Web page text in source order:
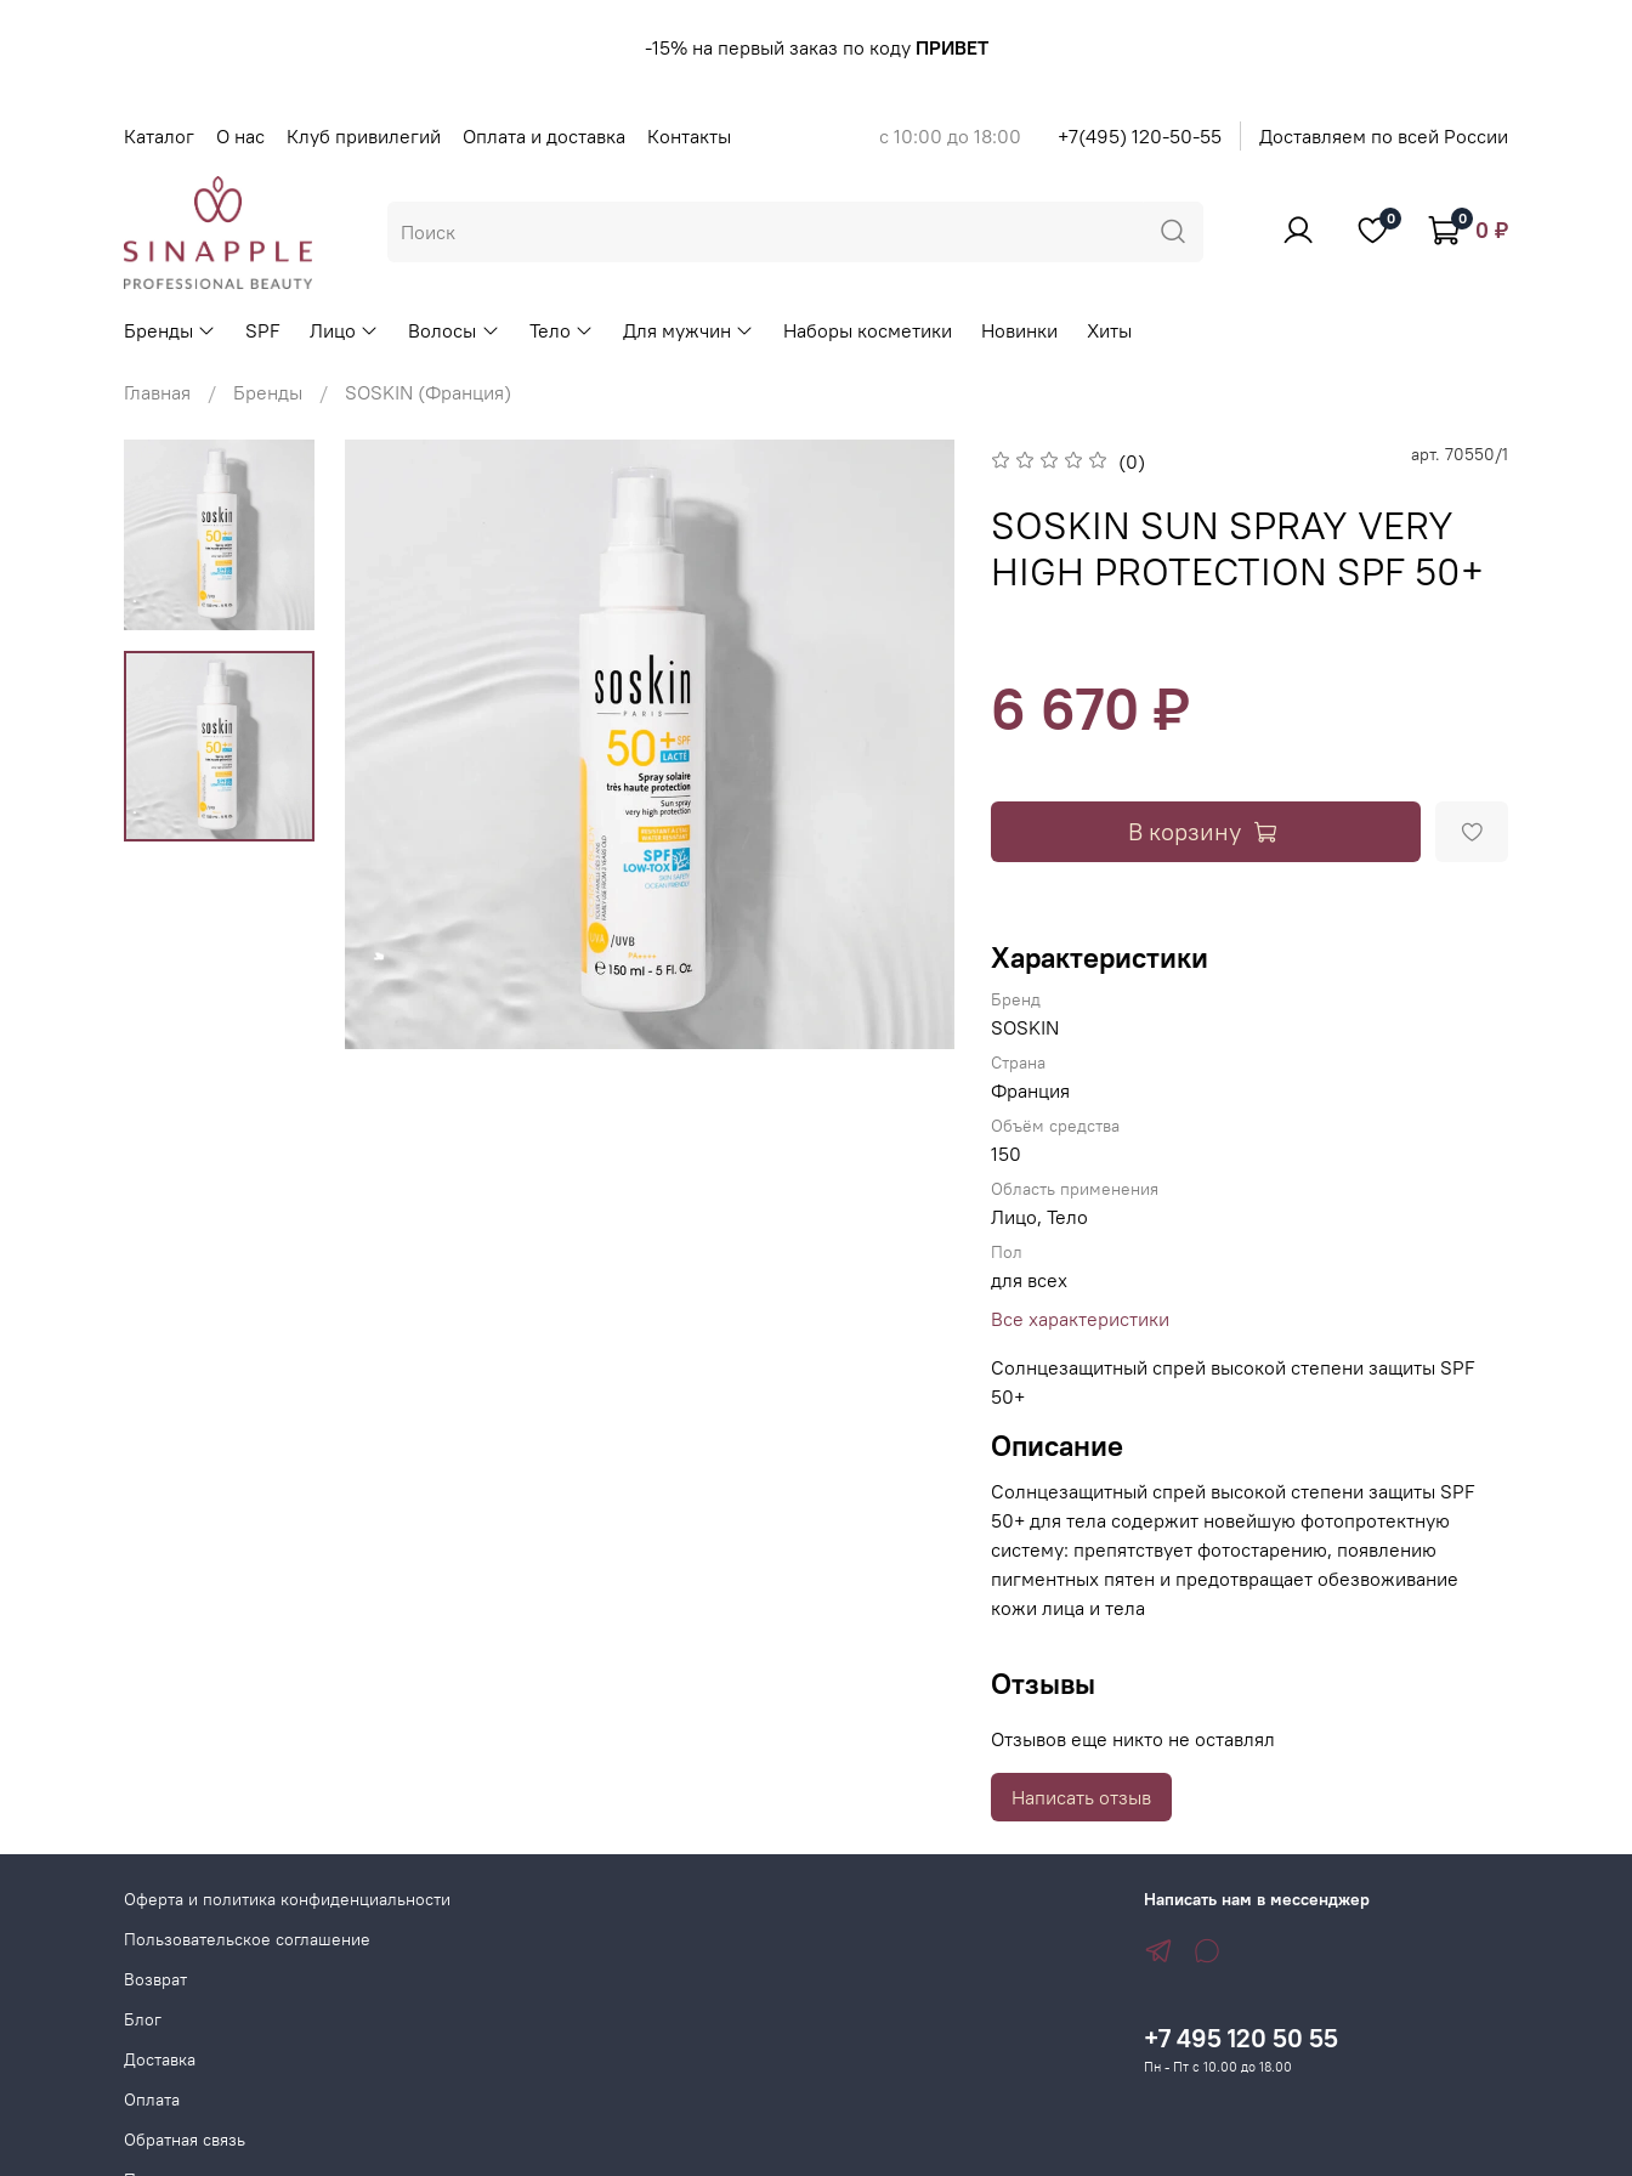
-15% на первый заказ по коду ПРИВЕТ
Каталог О нас Клуб привилегий Оплата и доставка Контакты с 10:00 до 18:00 +7(495) 120-50-55 Доставляем по всей России
0 0 0 ₽
Бренды SPF Лицо Волосы Тело Для мужчин Наборы косметики Новинки Хиты
Главная Бренды SOSKIN (Франция)
(0) арт. 70550/1
SOSKIN SUN SPRAY VERY
HIGH PROTECTION SPF 50+
6 670 ₽
В корзину
Характеристики
Бренд
SOSKIN
Страна
Франция
Объём средства
150
Область применения
Лицо, Тело
Пол
для всех
Все характеристики
Солнцезащитный спрей высокой степени защиты SPF
50+
Описание
Солнцезащитный спрей высокой степени защиты SPF
50+ для тела содержит новейшую фотопротектную
систему: препятствует фотостарению, появлению
пигментных пятен и предотвращает обезвоживание
кожи лица и тела
Отзывы
Отзывов еще никто не оставлял
Написать отзыв
Оферта и политика конфиденциальности
Пользовательское соглашение
Возврат
Блог
Доставка
Оплата
Обратная связь
Написать нам в мессенджер
+7 495 120 50 55
Пн - Пт с 10.00 до 18.00